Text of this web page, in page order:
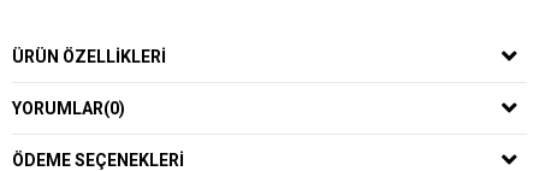
ÜRÜN ÖZELLIKLERI
YORUMLAR(0)
ÖDEME SEÇENEKLERI